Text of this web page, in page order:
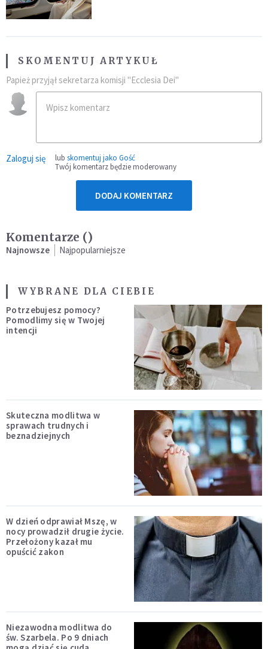
SKOMENTUJ ARTYKUŁ
Papież przyjął sekretarza komisji "Ecclesia Dei"
Zaloguj się lub skomentuj jako Gość
Twój komentarz będzie moderowany
DODAJ KOMENTARZ
Komentarze ()
Najnowsze Najpopularniejsze
WYBRANE DLA CIEBIE
Potrzebujesz pomocy?
Pomodlimy się w Twojej
intencji
Skuteczna modlitwa w
sprawach trudnych i
beznadziejnych
W dzień odprawiał Mszę, w
nocy prowadził drugie życie.
Przełożony kazał mu
opuścić zakon
Niezawodna modlitwa do
św. Szarbela. Po 9 dniach